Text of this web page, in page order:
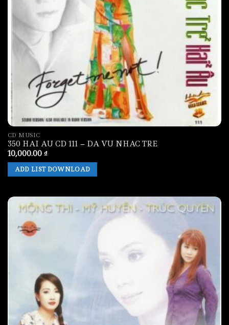
CD MUSIC
350 HAI AU CD 111 – DA VU NHAC TRE
10,000.00 ₫
ADD LIST DOWNLOAD